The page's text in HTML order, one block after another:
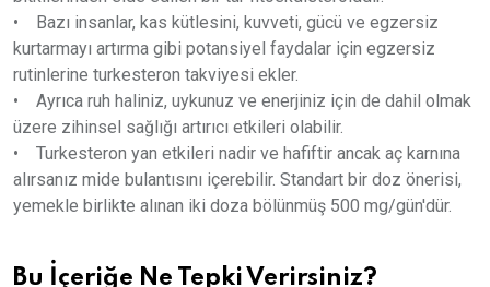
• Bazı insanlar, kas kütlesini, kuvveti, gücü ve egzersiz
kurtarmayı artırma gibi potansiyel faydalar için egzersiz
rutinlerine turkesteron takviyesi ekler.
• Ayrıca ruh haliniz, uykunuz ve enerjiniz için de dahil olmak
üzere zihinsel sağlığı artırıcı etkileri olabilir.
• Turkesteron yan etkileri nadir ve hafiftir ancak aç karnına
alırsanız mide bulantısını içerebilir. Standart bir doz önerisi,
yemekle birlikte alınan iki doza bölünmüş 500 mg/gün'dür.
Bu İçeriğe Ne Tepki Verirsiniz?